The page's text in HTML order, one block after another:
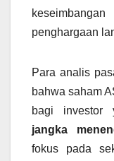
penghargaan
Para analis
bahwa saham
bagi investor
jangka
fokus pada